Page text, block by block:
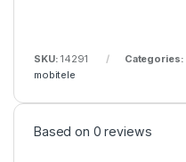
SKU:14291 Categories:
mobitele
Based on 0 reviews